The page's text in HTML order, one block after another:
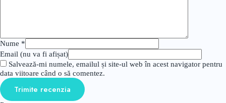
Nume *
Email (nu va fi afișat)
Salvează-mi numele, emailul și site-ul web în acest navigator pentru
data viitoare când o să comentez.
Trimite recenzia